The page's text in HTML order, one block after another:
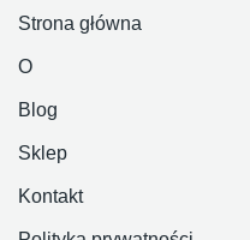
Strona główna
O
Blog
Sklep
Kontakt